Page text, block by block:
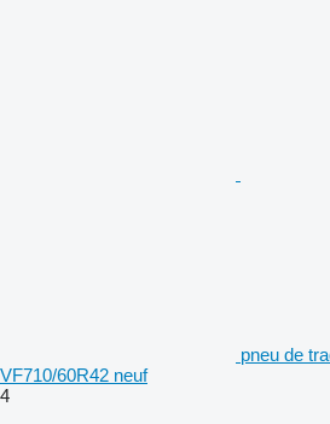
pneu de
VF710/60R42 neuf
4